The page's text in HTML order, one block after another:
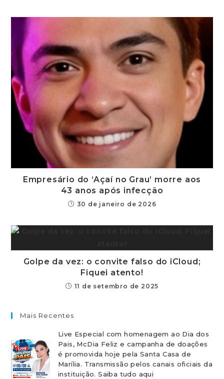
Empresário do ‘Açaí no Grau’ morre aos
43 anos após infecção
30 de janeiro de 2026
Golpe da vez: o convite falso do iCloud;
Fiquei atento!
11 de setembro de 2025
Mais Recentes
Live Especial com homenagem ao Dia dos
Pais, McDia Feliz e campanha de doações
é promovida hoje pela Santa Casa de
Marília. Transmissão pelos canais oficiais da
instituição. Saiba tudo aqui